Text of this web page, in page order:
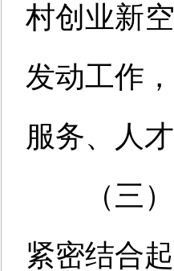
村创业新
发动工作
服务、人
（三）
紧密结合